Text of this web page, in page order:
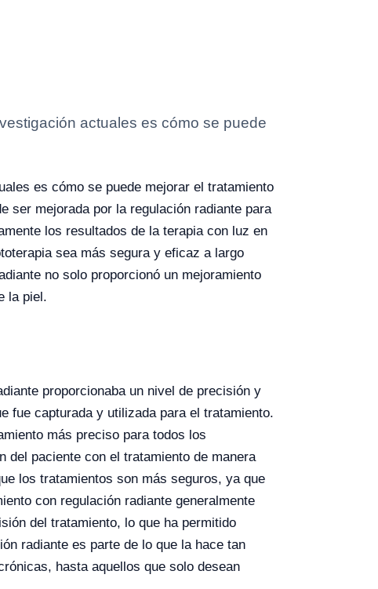
actuales es cómo se puede
es cómo se puede mejorar el tratamiento
ser mejorada por la regulación radiante para
los resultados de la terapia con luz en
sea más segura y eficaz a largo
no solo proporcionó un mejoramiento
la piel.
proporcionaba un nivel de precisión y
fue capturada y utilizada para el tratamiento.
más preciso para todos los
del paciente con el tratamiento de manera
los tratamientos son más seguros, ya que
con regulación radiante generalmente
del tratamiento, lo que ha permitido
radiante es parte de lo que la hace tan
hasta aquellos que solo desean